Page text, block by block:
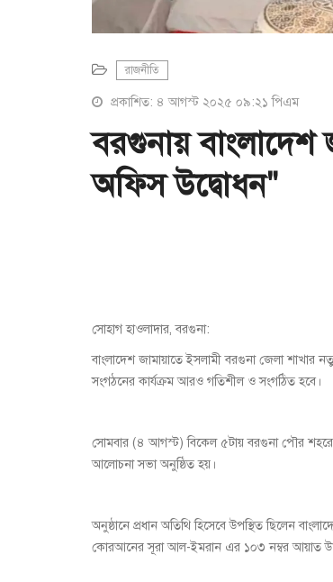
রাজনীতি
প্রকাশিত: ৪ আগস্ট ২০২৫ ০৯:২১ পিএম
বরগুনায় বাংলাদেশ
অফিস উদ্বোধন"
সোহাগ হাওলাদার, বরগুনা:
বাংলাদেশ জামায়াতে ইসলামী বরগুনা জেলা
সংগঠনের কার্যক্রম আরও গতিশীল ও সংগঠিত হবে।
সোমবার (৪ আগস্ট) বিকেল ৫টায় বরগুনা পৌর
আলোচনা সভা অনুষ্ঠিত হয়।
অনুষ্ঠানে প্রধান অতিথি হিসেবে উপস্থিত ছিলেন
কোরআনের সূরা আল-ইমরান এর ১০৩ নম্বর আয়াত